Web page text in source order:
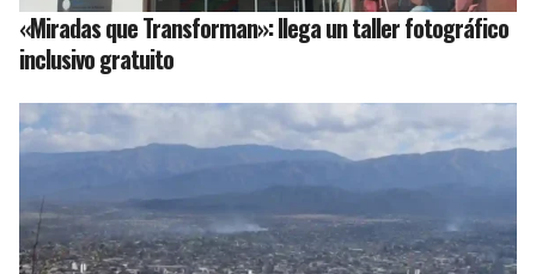
«Miradas que Transforman»: llega un taller fotográfico
inclusivo gratuito